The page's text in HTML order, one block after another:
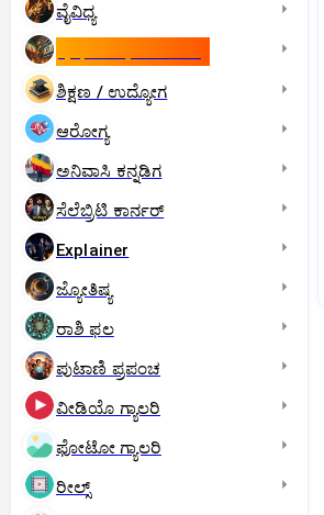
ವೈವಿಧ್ಯ
ಶಿಕ್ಷಣ / ಉದ್ಯೋಗ
ಆರೋಗ್ಯ
ಅನಿವಾಸಿ ಕನ್ನಡಿಗ
ಸೆಲೆಬ್ರಿಟಿ ಕಾರ್ನರ್‌
Explainer
ಜ್ಯೋತಿಷ್ಯ
ರಾಶಿ ಫಲ
ಪುಟಾಣಿ ಪ್ರಪಂಚ
ವೀಡಿಯೊ ಗ್ಯಾಲರಿ
ಫೋಟೋ ಗ್ಯಾಲರಿ
ರೀಲ್ಸ್